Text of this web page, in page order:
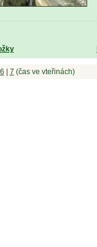
6 7 (čas ve vteřinách)